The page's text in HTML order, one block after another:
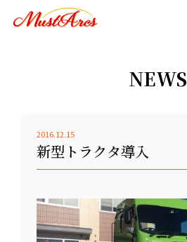
NEWS
2016.12.15
新型トラクタ導入